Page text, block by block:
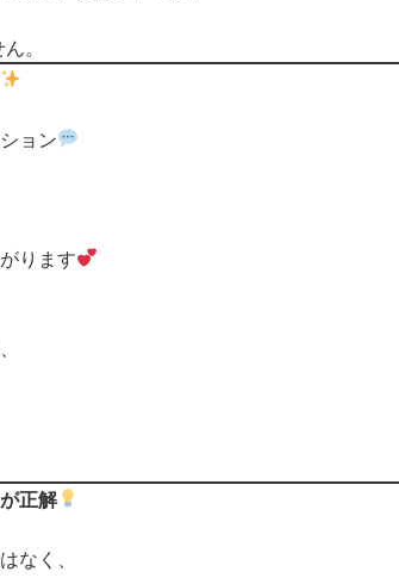
。
ョン
ります
正解
なく、